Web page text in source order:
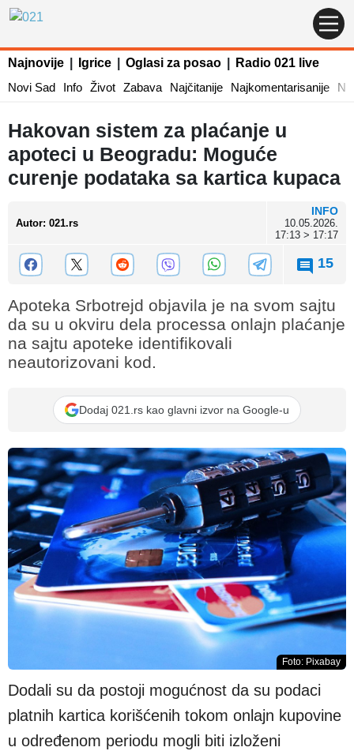
Najnovije Igrice Oglasi za posao
Radio 021 live
Novi Sad
Info Život Zabava Najčitanije Najkomentarisanije
Hakovan sistem za plaćanje u
apoteci u Beogradu: Moguće
curenje podataka sa kartica kupaca
Autor: 021.rs
INFO
10.05.2026.
17:13 > 17:17
15
Apoteka Srbotrejd objavila je na svom sajtu
da su u okviru dela processa onlajn plaćanje
na sajtu apoteke identifikovali
neautorizovani kod.
Dodaj 021.rs kao glavni izvor na Google-u
Foto: Pixabay
Dodali su da postoji mogućnost da su podaci
platnih kartica korišćenih tokom onlajn kupovine
u određenom periodu mogli biti izloženi